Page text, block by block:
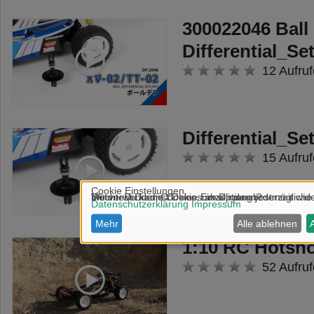
300022046 Ball
Differential_Set
12
Differential_Set
15
1:10 RC
52